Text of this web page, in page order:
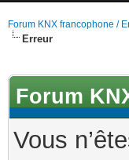
Forum KNX francophone /
Erreur
Forum
Vous